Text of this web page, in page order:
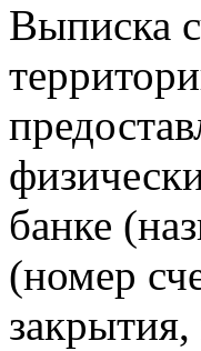
Выписка
банке
(номер
закрытия,